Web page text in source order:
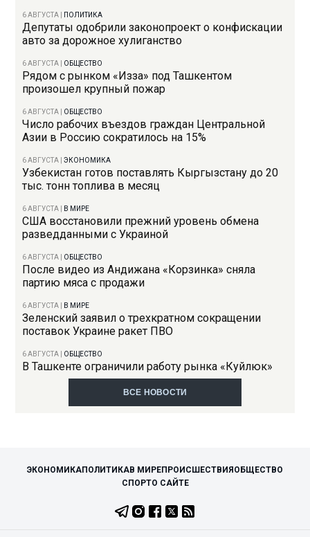
6 АВГУСТА ПОЛИТИКА
Депутаты одобрили законопроект о конфискации
авто за дорожное хулиганство
6 АВГУСТА ОБЩЕСТВО
Рядом с рынком «Изза» под Ташкентом
произошел крупный пожар
6 АВГУСТА ОБЩЕСТВО
Число рабочих въездов граждан Центральной
Азии в Россию сократилось на 15%
6 АВГУСТА |ЭКОНОМИКА
Узбекистан готов поставлять Кыргызстану до 20
тыс. тонн топлива в месяц
6 АВГУСТА В МИРЕ
США восстановили прежний уровень обмена
разведданными с Украиной
6 АВГУСТА ОБЩЕСТВО
После видео из Андижана «Корзинка» сняла
партию мяса с продажи
6 АВГУСТА В МИРЕ
Зеленский заявил о трехкратном сокращении
поставок Украине ракет ПВО
6 АВГУСТА ОБЩЕСТВО
В Ташкенте ограничили работу рынка «Куйлюк»
ВСЕ НОВОСТИ
ЭКОНОМИКАПОЛИТИКАВ МИРЕПРОИСШЕСТВИЯ ОБЩЕСТВО
СПОРТО САЙТЕ